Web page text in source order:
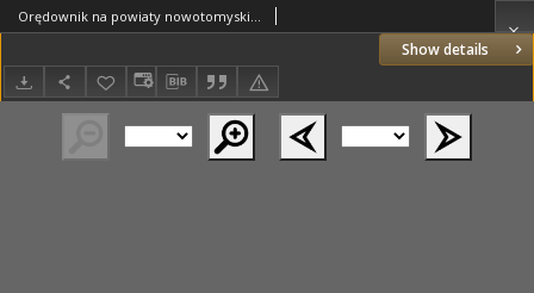
Show details
Orędownik na powiaty nowotomyski i wolsztyński 1937.02.04 R.18 Nr12